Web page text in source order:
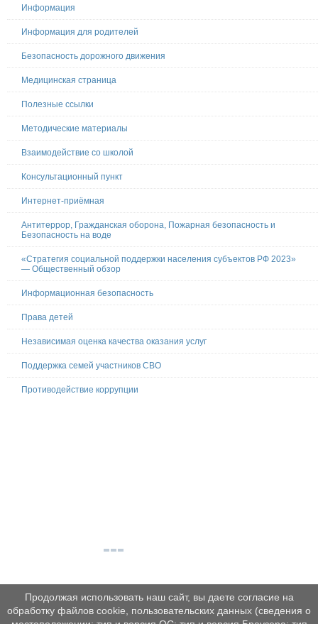
Информация
Информация для родителей
Безопасность дорожного движения
Медицинская страница
Полезные ссылки
Методические материалы
Взаимодействие со школой
Консультационный пункт
Интернет-приёмная
Антитеррор, Гражданская оборона, Пожарная безопасность и
Безопасность на воде
«Стратегия социальной поддержки населения субъектов РФ 2023»
— Общественный обзор
Информационная безопасность
Права детей
Независимая оценка качества оказания услуг
Поддержка семей участников СВО
Противодействие коррупции
Продолжая использовать наш сайт, вы даете согласие на
обработку файлов cookie, пользовательских данных (сведения о